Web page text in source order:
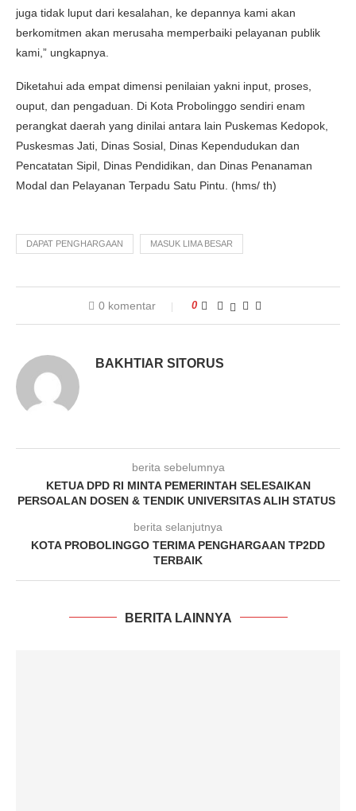
juga tidak luput dari kesalahan, ke depannya kami akan
berkomitmen akan merusaha memperbaiki pelayanan publik
kami,” ungkapnya.
Diketahui ada empat dimensi penilaian yakni input, proses,
ouput, dan pengaduan. Di Kota Probolinggo sendiri enam
perangkat daerah yang dinilai antara lain Puskemas Kedopok,
Puskesmas Jati, Dinas Sosial, Dinas Kependudukan dan
Pencatatan Sipil, Dinas Pendidikan, dan Dinas Penanaman
Modal dan Pelayanan Terpadu Satu Pintu. (hms/ th)
DAPAT PENGHARGAAN MASUK LIMA BESAR
0 komentar 0
BAKHTIAR SITORUS
berita sebelumnya
KETUA DPD RI MINTA PEMERINTAH SELESAIKAN
PERSOALAN DOSEN & TENDIK UNIVERSITAS ALIH STATUS
berita selanjutnya
KOTA PROBOLINGGO TERIMA PENGHARGAAN TP2DD
TERBAIK
BERITA LAINNYA